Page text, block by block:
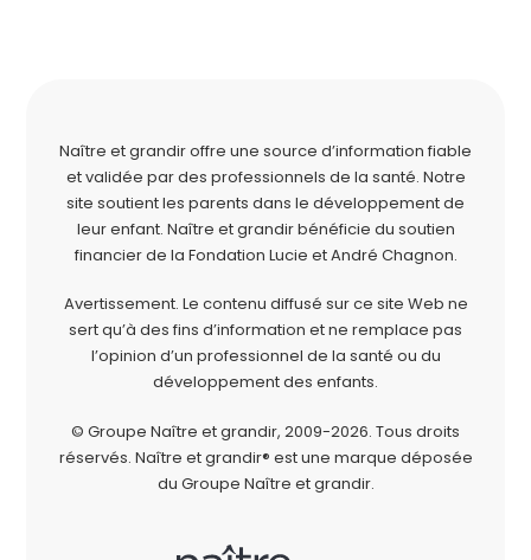
Naître et grandir offre une source d’information fiable
et validée par des professionnels de la santé. Notre
site soutient les parents dans le développement de
leur enfant. Naître et grandir bénéficie du soutien
financier de la Fondation Lucie et André Chagnon.
Avertissement. Le contenu diffusé sur ce site Web ne
sert qu’à des fins d’information et ne remplace pas
l’opinion d’un professionnel de la santé ou du
développement des enfants.
© Groupe Naître et grandir, 2009-2026. Tous droits
réservés. Naître et grandir® est une marque déposée
du Groupe Naître et grandir.